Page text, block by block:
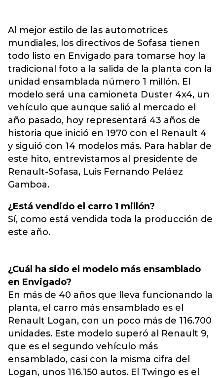
Al mejor estilo de las automotrices
mundiales, los directivos de Sofasa tienen
todo listo en Envigado para tomarse hoy la
tradicional foto a la salida de la planta con la
unidad ensamblada número 1 millón. El
modelo será una camioneta Duster 4x4, un
vehículo que aunque salió al mercado el
año pasado, hoy representará 43 años de
historia que inició en 1970 con el Renault 4
y siguió con 14 modelos más. Para hablar de
este hito, entrevistamos al presidente de
Renault-Sofasa, Luis Fernando Peláez
Gamboa.
¿Está vendido el carro 1 millón?
Sí, como está vendida toda la producción de
este año.
¿Cuál ha sido el modelo más ensamblado
en Envigado?
En más de 40 años que lleva funcionando la
planta, el carro más ensamblado es el
Renault Logan, con un poco más de 116.700
unidades. Este modelo superó al Renault 9,
que es el segundo vehículo más
ensamblado, casi con la misma cifra del
Logan, unos 116.150 autos. El Twingo es el